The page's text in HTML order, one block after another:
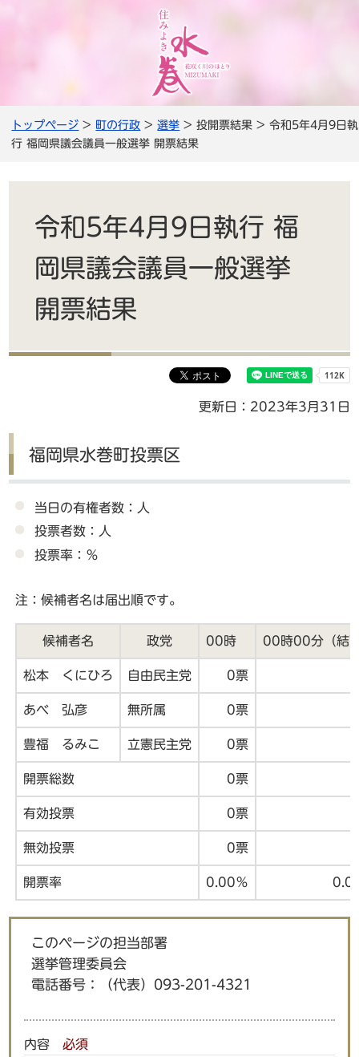
トップページ > 町の行政 >選挙 > 投開票結果 > 令和5年4月9日執
行 福岡県議会議員一般選挙 開票結果
令和5年4月9日執行 福
岡県議会議員一般選挙
開票結果
更新日：2023年3月31日
福岡県水巻町投票区
当日の有権者数：人
投票者数：人
投票率：％
注：候補者名は届出順です。
候補者名 政党 00時 00時00分（結
松本 くにひろ 自由民主党 0票
あべ 弘彦 無所属 0票
豊福 るみこ 立憲民主党 0票
開票総数 0票
有効投票 0票
無効投票 0票
開票率 0.00％
このページの担当部署
選挙管理委員会
電話番号：
（代表）093-201-4321
内容 必須